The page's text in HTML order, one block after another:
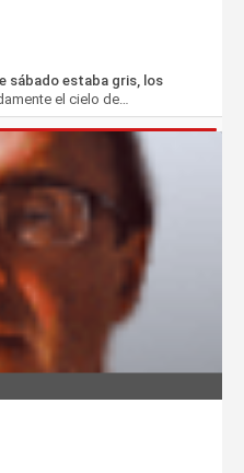
sábado estaba gris, los
el cielo de…